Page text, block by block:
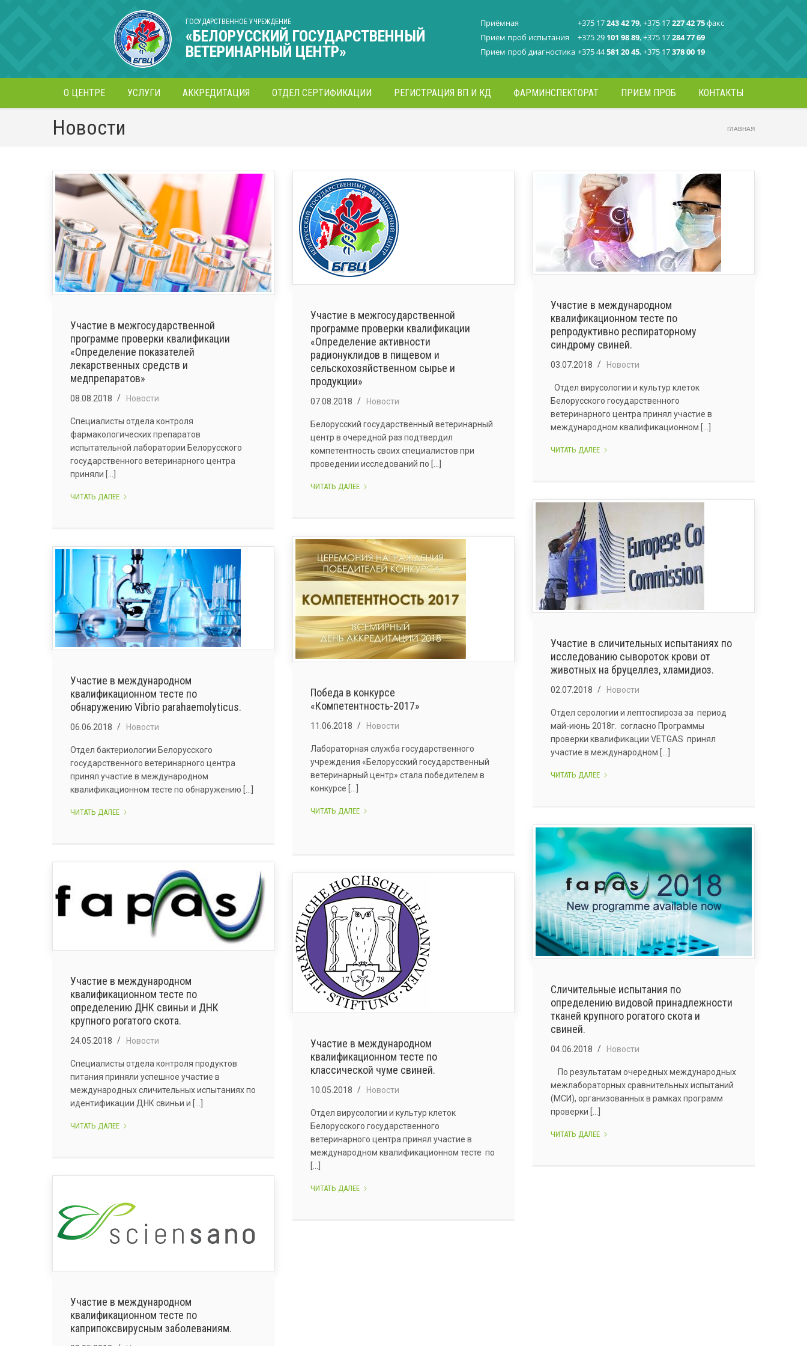
ГОСУДАРСТВЕННОЕ УЧРЕЖДЕНИЕ
«БЕЛОРУССКИЙ ГОСУДАРСТВЕННЫЙ
ВЕТЕРИНАРНЫЙ ЦЕНТР»
Приёмная +375 17243 42 79, +375 17227 42 75факс
Прием проб испытания
+375 29 101 98 89, +375 17284 77 69
Прием проб диагностика +375 44581 20 45, +375 17378 00 19
О ЦЕНТРЕ УСЛУГИ АККРЕДИТАЦИЯ ОТДЕЛ СЕРТИФИКАЦИИ РЕГИСТРАЦИЯ ВП И КД ФАРМИНСПЕКТОРАТ ПРИЁМ ПРОБ КОНТАКТЫ
Новости ГЛАВНАЯ
Участие в межгосударственной
программе проверки квалификации
«Определение показателей
лекарственных средств и
медпрепаратов»
08.08.2018 Новости
Специалисты отдела контроля
фармакологических препаратов
испытательной лаборатории Белорусского
государственного ветеринарного центра
приняли [...]
ЧИТАТЬ ДАЛЕЕ
ПРОВЕРКИ
КВАЛИФИКАЦИИ
«ОПРЕДЕЛЕНИЕ
ПОКАЗАТЕЛЕЙ
ЛЕКАРСТВЕННЫХ
СРЕДСТВ
И
МЕДПРЕПАРАТОВ»
Участие в межгосударственной
программе проверки квалификации
«Определение активности
радионуклидов в пищевом и
сельскохозяйственном сырье и
продукции»
07.08.2018 Новости
Белорусский государственный ветеринарный
центр в очередной раз подтвердил
компетентность своих специалистов при
проведении исследований по [...]
ЧИТАТЬ ДАЛЕЕ
ПРОВЕРКИ
КВАЛИФИКАЦИИ
«ОПРЕДЕЛЕНИЕ
АКТИВНОСТИ
РАДИОНУКЛИДОВ
В
ПИЩЕВОМ
И
СЕЛЬСКОХОЗЯЙСТВЕННОМ
СЫРЬЕ
Участие в международном
квалификационном тесте по
репродуктивно респираторному
синдрому свиней.
03.07.2018 Новости
Отдел вирусологии и культур клеток
Белорусского государственного
ветеринарного центра принял участие в
международном квалификационном [...]
ЧИТАТЬ ДАЛЕЕ
ТЕСТЕ
РЕПРОДУКТИВНО
РЕСПИРАТОРНОМУ
СИНДРОМУ
СВИНЕЙ.
Участие в сличительных испытаниях по
исследованию сывороток крови от
животных на бруцеллез, хламидиоз.
02.07.2018 Новости
Отдел серологии и лептоспироза за период
май-июнь 2018г. согласно Программы
проверки квалификации VETGAS принял
участие в международном [...]
ЧИТАТЬ ДАЛЕЕ
ПО
ИССЛЕДОВАНИЮ
КРОВИ
ОТ
ЖИВОТНЫХ
НА
БРУЦЕЛЛЕЗ,
ХЛАМИДИОЗ.
Победа в конкурсе
«Компетентность-2017»
11.06.2018 Новости
Лабораторная служба государственного
учреждения «Белорусский государственный
ветеринарный центр» стала победителем в
конкурсе [...]
ЧИТАТЬ ДАЛЕЕ
Участие в международном
квалификационном тесте по
обнаружению Vibrio parahaemolyticus.
06.06.2018 Новости
Отдел бактериологии Белорусского
государственного ветеринарного центра
принял участие в международном
квалификационном тесте по обнаружению [...]
ЧИТАТЬ ДАЛЕЕ
ТЕСТЕ
ОБНАРУЖЕНИЮ
VIBRIO
PARAHAEMOLYTICUS.
Сличительные испытания по
определению видовой принадлежности
тканей крупного рогатого скота и
свиней.
04.06.2018 Новости
По результатам очередных международных
межлабораторных сравнительных испытаний
(МСИ), организованных в рамках программ
проверки [...]
ЧИТАТЬ ДАЛЕЕ
Участие в международном
квалификационном тесте по
определению ДНК свиньи и ДНК
крупного рогатого скота.
24.05.2018 Новости
Специалисты отдела контроля продуктов
питания приняли успешное участие в
международных сличительных испытаниях по
идентификации ДНК свиньи и [...]
ЧИТАТЬ ДАЛЕЕ
ТЕСТЕ
ОПРЕДЕЛЕНИЮ
СВИНЬИ
И
КРУПНОГО
Участие в международном
квалификационном тесте по
классической чуме свиней.
10.05.2018 Новости
Отдел вирусологии и культур клеток
Белорусского государственного
ветеринарного центра принял участие в
международном квалификационном тесте по
ЧИТАТЬ ДАЛЕЕ
Участие в международном
квалификационном тесте по
каприпоксвирусным заболеваниям.